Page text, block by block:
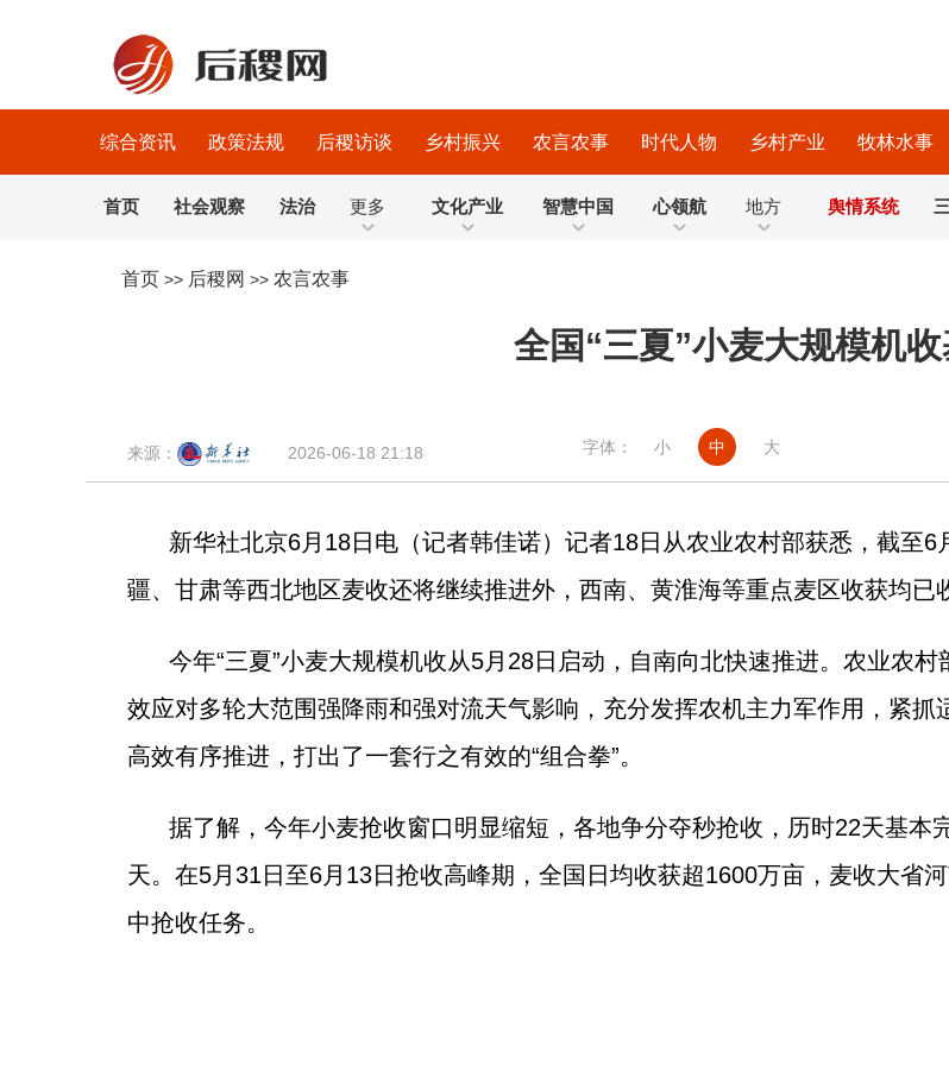
综合资讯 政策法规 后稷访谈 乡村振兴 农言农事 时代人物 乡村产业 牧林水事
首页 社会观察 法治 更多 文化产业 智慧中国 心领航 地方 舆情系统
首页 >> 后稷网 >> 农言农事
全国“三夏”小麦大规模机
来源： 2026-06-18 21:18 字体： 小 中 大
新华社北京6月18日电（记者韩佳诺）记者18日从农业农村部获悉，截至
疆、甘肃等西北地区麦收还将继续推进外，西南、黄淮海等重点麦区收获均已
今年“三夏”小麦大规模机收从5月28日启动，自南向北快速推进。农业农
效应对多轮大范围强降雨和强对流天气影响，充分发挥农机主力军作用，紧
高效有序推进，打出了一套行之有效的“组合拳”。
据了解，今年小麦抢收窗口明显缩短，各地争分夺秒抢收，历时22天基
天。在5月31日至6月13日抢收高峰期，全国日均收获超1600万亩，麦收大省
中抢收任务。